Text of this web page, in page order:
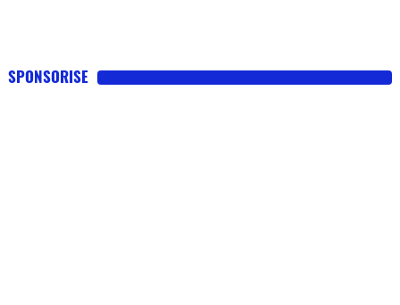
SPONSORISE